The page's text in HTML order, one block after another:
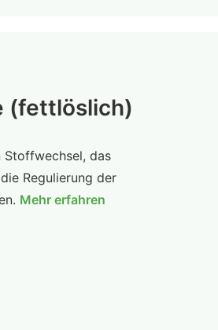
(fettlöslich)
das
Regulierung der
Mehr erfahren